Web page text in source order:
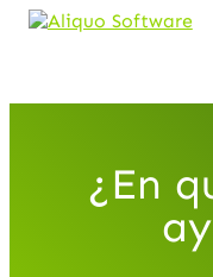
¿En